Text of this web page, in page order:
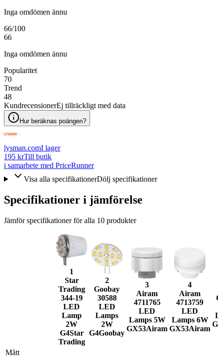
Inga omdömen ännu
66/100
66
Inga omdömen ännu
Popularitet
70
Trend
48
KundrecensionerEj tillräckligt med data
Hur beräknas poängen?
lysman.comI lager
195 krTill butik
i samarbete med PriceRunner
Visa alla specifikationerDölj specifikationer
Specifikationer i jämförelse
Jämför specifikationer för alla 10 produkter
1
Star
Trading
344-19
LED
Lamp
2W
G4Star
Trading
2
Goobay
30588
LED
Lamps
2W
G4Goobay
3
Airam
4711765
LED
Lamps 5W
GX53Airam
4
Airam
4713759
LED
Lamps 6W
GX53Airam
Mått